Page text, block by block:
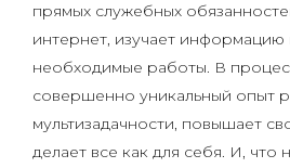
прямых служебных
интернет, изучает информацию
необходимые работы. В
совершенно уникальный опыт
мультизадачности, повышает
делает все как для себя. И, что